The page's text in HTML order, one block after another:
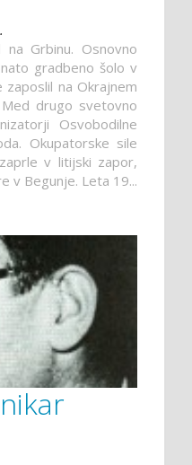
Grbinu. Osnovno
gradbeno šolo v
zaposlil na Okrajnem
drugo svetovno
Osvobodilne
Okupatorske sile
v litijski zapor,
v Begunje. Leta 19...